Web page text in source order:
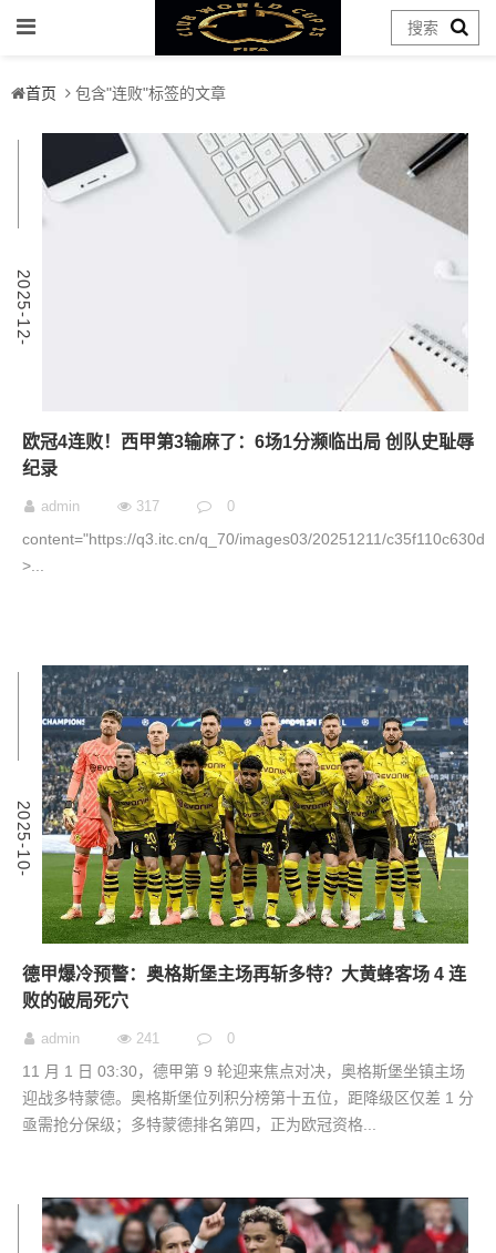
首页 包含"连败"标签的文章
2
0
2
5
-
1
2
-
1
欧冠4连败！西甲第3输麻了：6场1分濒临出局 创队史耻辱
纪录
admin 317 0
content="https://q3.itc.cn/q_70/images03/20251211/
˃...
2
0
2
5
-
1
0
-
3
德甲爆冷预警：奥格斯堡主场再斩多特？大黄蜂客场 4 连
败的破局死穴
admin 241 0
11 月 1 日 03:30，德甲第 9 轮迎来焦点对决，奥格斯堡坐镇主场
迎战多特蒙德。奥格斯堡位列积分榜第十五位，距降级区仅差 1 分
亟需抢分保级；多特蒙德排名第四，正为欧冠资格...